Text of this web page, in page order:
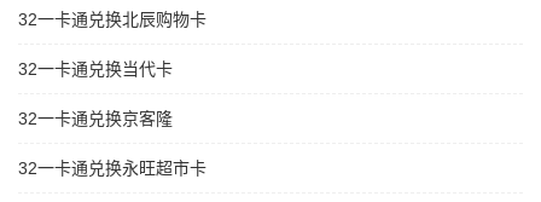
32一卡通兑换北辰购物卡
32一卡通兑换当代卡
32一卡通兑换京客隆
32一卡通兑换永旺超市卡